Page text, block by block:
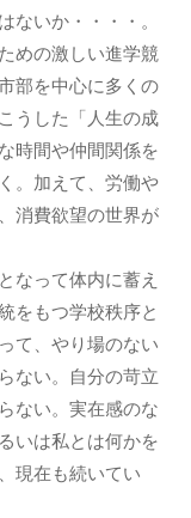
ないか・・・・。
めの激しい進学競
部を中心に多くの
うした「人生の成
時間や仲間関係を
。加えて、労働や
消費欲望の世界が
なって体内に蓄え
をもつ学校秩序と
て、やり場のない
ない。自分の苛立
ない。実在感のな
いは私とは何かを
現在も続いてい